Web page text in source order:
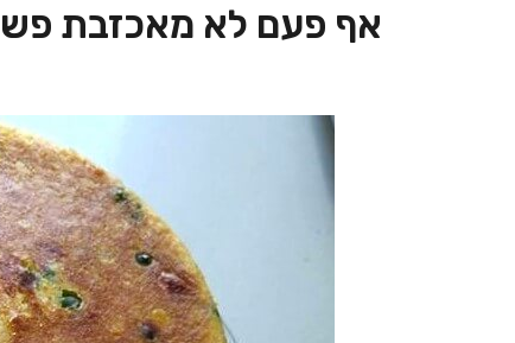
אף פעם לא מאכזבת